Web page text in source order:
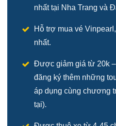
nhất tại Nha Trang và
Hỗ trợ mua vé
nhất.
Được giảm giá từ 20k
đăng ký thêm những
áp dụng cùng chương
tại).